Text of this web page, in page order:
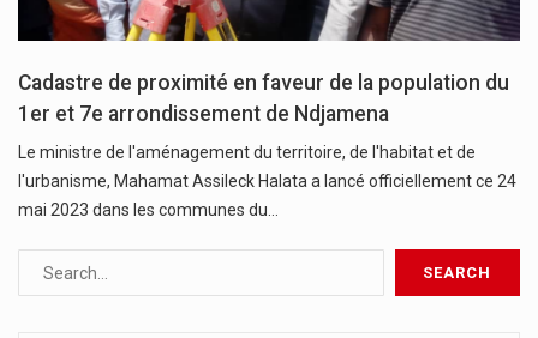
Cadastre de proximité en faveur de la population du
1er et 7e arrondissement de Ndjamena
Le ministre de l'aménagement du territoire, de l'habitat et de
l'urbanisme, Mahamat Assileck Halata a lancé officiellement ce 24
mai 2023 dans les communes du…